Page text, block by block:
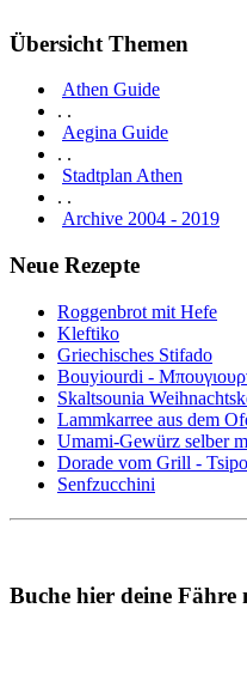
Übersicht Themen
Athen Guide
. .
Aegina Guide
. .
Stadtplan Athen
. .
Archive 2004 - 2019
Neue Rezepte
Roggenbrot mit Hefe
Kleftiko
Griechisches Stifado
Bouyiourdi -
Skaltsounia
Lammkarree aus dem
Umami-Gewürz selber
Dorade vom Grill -
Senfzucchini
Buche hier deine Fähre